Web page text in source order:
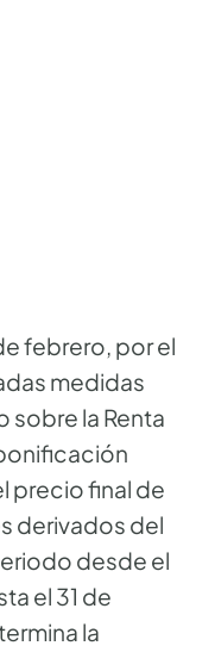
febrero, por el
medidas
sobre la Renta
precio final de
derivados del
desde el
el 31 de
la